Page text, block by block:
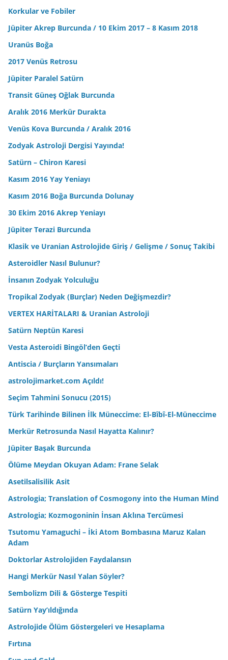
Korkular ve Fobiler
Jüpiter Akrep Burcunda / 10 Ekim 2017 – 8 Kasım 2018
Uranüs Boğa
2017 Venüs Retrosu
Jüpiter Paralel Satürn
Transit Güneş Oğlak Burcunda
Aralık 2016 Merkür Durakta
Venüs Kova Burcunda / Aralık 2016
Zodyak Astroloji Dergisi Yayında!
Satürn – Chiron Karesi
Kasım 2016 Yay Yeniayı
Kasım 2016 Boğa Burcunda Dolunay
30 Ekim 2016 Akrep Yeniayı
Jüpiter Terazi Burcunda
Klasik ve Uranian Astrolojide Giriş / Gelişme / Sonuç Takibi
Asteroidler Nasıl Bulunur?
İnsanın Zodyak Yolculuğu
Tropikal Zodyak (Burçlar) Neden Değişmezdir?
VERTEX HARİTALARI & Uranian Astroloji
Satürn Neptün Karesi
Vesta Asteroidi Bingöl’den Geçti
Antiscia / Burçların Yansımaları
astrolojimarket.com Açıldı!
Seçim Tahmini Sonucu (2015)
Türk Tarihinde Bilinen İlk Müneccime: El-Bîbî-El-Müneccime
Merkür Retrosunda Nasıl Hayatta Kalınır?
Jüpiter Başak Burcunda
Ölüme Meydan Okuyan Adam: Frane Selak
Asetilsalisilik Asit
Astrologia; Translation of Cosmogony into the Human Mind
Astrologia; Kozmogoninin İnsan Aklına Tercümesi
Tsutomu Yamaguchi – İki Atom Bombasına Maruz Kalan
Adam
Doktorlar Astrolojiden Faydalansın
Hangi Merkür Nasıl Yalan Söyler?
Sembolizm Dili & Gösterge Tespiti
Satürn Yay’ıldığında
Astrolojide Ölüm Göstergeleri ve Hesaplama
Fırtına